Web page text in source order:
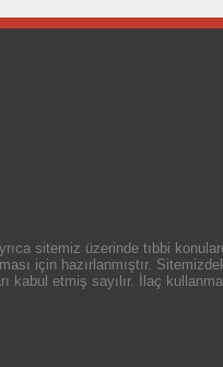
sitemiz üzerinde tıbbi
için hazırlanmıştır.
kabul etmiş sayılır. İlaç